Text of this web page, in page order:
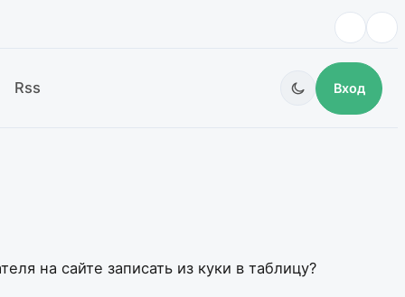
Rss Вход
на сайте записать из куки в таблицу?